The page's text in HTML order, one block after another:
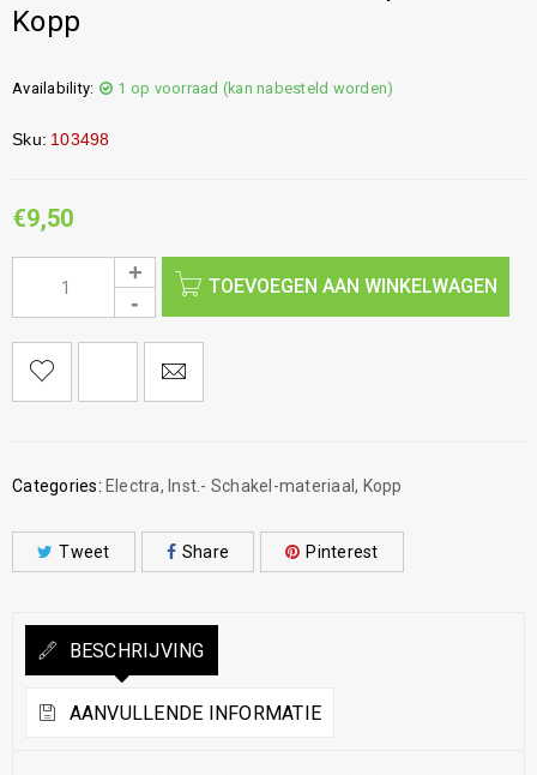
Kopp
Availability: 1 op voorraad (kan nabesteld worden)
Sku: 103498
€9,50
TOEVOEGEN AAN WINKELWAGEN
Categories: Electra, Inst.- Schakel-materiaal, Kopp
Tweet Share Pinterest
BESCHRIJVING
AANVULLENDE INFORMATIE